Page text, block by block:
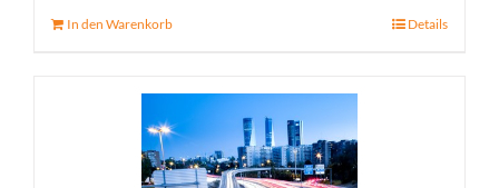
In den Warenkorb Details